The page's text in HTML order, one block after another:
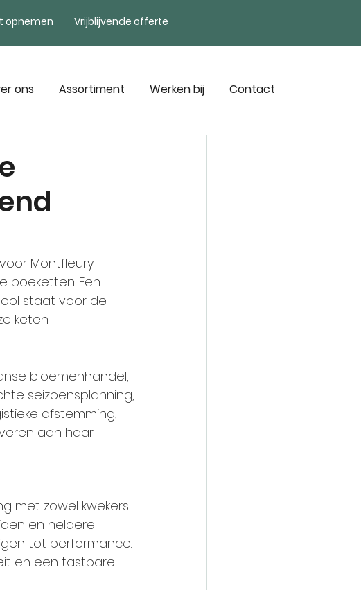
opnemen Vrijblijvende offerte
ons Assortiment Werken bij Contact
Montfleury
boeketten. Een
staat voor de
keten.
bloemenhandel,
seizoensplanning,
afstemming,
aan haar
met zowel kwekers
en heldere
tot performance.
en een tastbare